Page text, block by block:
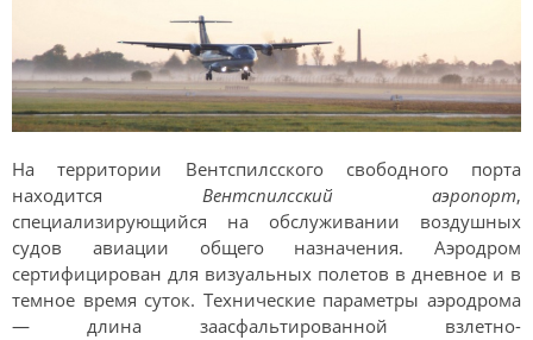
На территории Вентспилсского свободного порта
находится Вентспилсский аэропорт,
специализирующийся на обслуживании воздушных
судов авиации общего назначения. Аэродром
сертифицирован для визуальных полетов в дневное и в
темное время суток. Технические параметры аэродрома
— длина заасфальтированной взлетно-